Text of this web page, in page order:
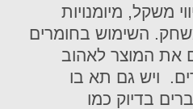
משקל, מיומנויות
השימוש בחומרים
את המוצר לאהוב
ויש גם תא בו
בדיוק כמו